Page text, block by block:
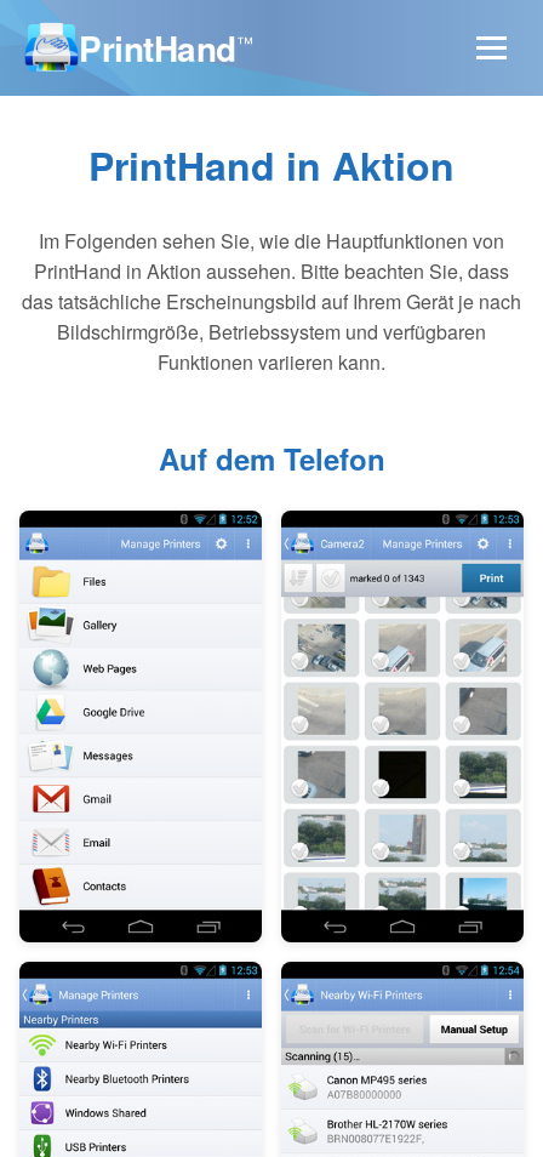
PrintHand™
PrintHand in Aktion
Im Folgenden sehen Sie, wie die Hauptfunktionen von
PrintHand in Aktion aussehen. Bitte beachten Sie, dass
das tatsächliche Erscheinungsbild auf Ihrem Gerät je nach
Bildschirmgröße, Betriebssystem und verfügbaren
Funktionen variieren kann.
Auf dem Telefon